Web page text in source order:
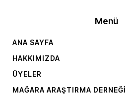
Menü
ANA SAYFA
HAKKIMIZDA
ÜYELER
MAĞARA ARAŞTIRMA DERNEĞI